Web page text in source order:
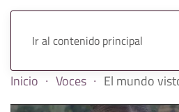
Ir al contenido principal
Inicio Voces El mundo